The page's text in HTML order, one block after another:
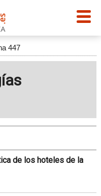
447
de los hoteles de la